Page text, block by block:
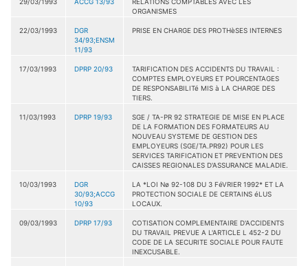
ORGANISMES
22/03/1993
DGR
34/93;ENSM
11/93
PRISE EN CHARGE DES PROTHèSES INTERNES
17/03/1993 DPRP 20/93
TARIFICATION DES ACCIDENTS DU TRAVAIL :
COMPTES EMPLOYEURS ET POURCENTAGES
DE RESPONSABILITé MIS à LA CHARGE DES
TIERS.
11/03/1993 DPRP 19/93
SGE / TA-PR 92 STRATEGIE DE MISE EN PLACE
DE LA FORMATION DES FORMATEURS AU
NOUVEAU SYSTEME DE GESTION DES
EMPLOYEURS (SGE/TA.PR92) POUR LES
SERVICES TARIFICATION ET PREVENTION DES
CAISSES REGIONALES D'ASSURANCE MALADIE.
10/03/1993
DGR
30/93;ACCG
10/93
LA *LOI Nø 92-108 DU 3 FéVRIER 1992* ET LA
PROTECTION SOCIALE DE CERTAINS éLUS
LOCAUX.
09/03/1993 DPRP 17/93
COTISATION COMPLEMENTAIRE D'ACCIDENTS
DU TRAVAIL PREVUE A L'ARTICLE L 452-2 DU
CODE DE LA SECURITE SOCIALE POUR FAUTE
INEXCUSABLE.